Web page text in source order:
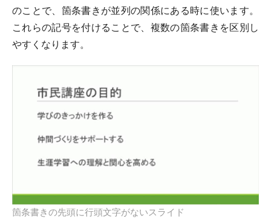
のことで、箇条書きが並列の関係にある時に使います。
これらの記号を付けることで、複数の箇条書きを区別し
やすくなります。
箇条書きの先頭に行頭文字がないスライド